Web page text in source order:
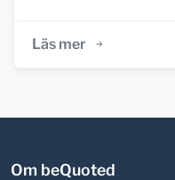
Läs mer
Om beQuoted